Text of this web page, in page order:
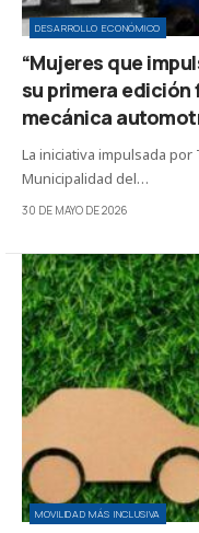
DESARROLLO ECONÓMICO
“Mujeres que
su primera
mecánica
La iniciativa impulsada
Municipalidad del…
30 DE MAYO DE 2026
MOVILIDAD MÁS INCLUSIVA